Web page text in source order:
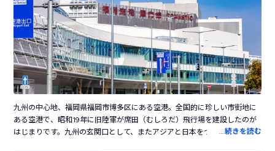
九州の中心地、福岡県福岡市博多区にある空港。全国的に珍しい市街地に
ある空港で、昭和19年に旧陸軍が席田（むしろだ）飛行場を建設したのが
はじまりです。九州の玄関口として、またアジアと日本をつなぐ空港とし
続きを読む